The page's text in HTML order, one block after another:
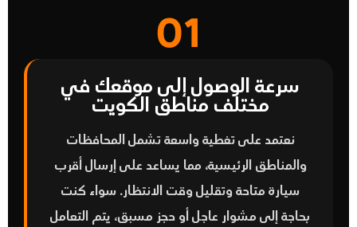
01
سرعة الوصول إلى موقعك في
مختلف مناطق الكويت
نعتمد على تغطية واسعة تشمل المحافظات
والمناطق الرئيسية، مما يساعد على إرسال أقرب
سيارة متاحة وتقليل وقت الانتظار. سواء كنت
بحاجة إلى مشوار عاجل أو حجز مسبق، يتم التعامل